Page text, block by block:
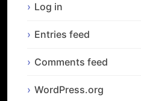
Log in
Entries feed
Comments feed
WordPress.org